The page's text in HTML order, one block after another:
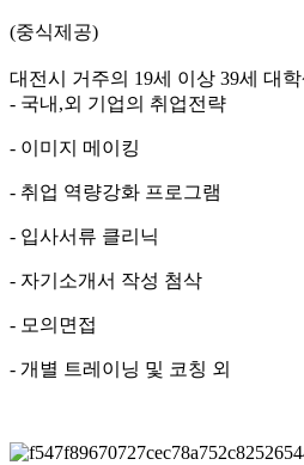
(중식제공)
대전시 거주의 19세 이상 39세 대
- 국내,외 기업의 취업전략
- 이미지 메이킹
- 취업 역량강화 프로그램
- 입사서류 클리닉
- 자기소개서 작성 첨삭
- 모의면접
- 개별 트레이닝 및 코칭 외